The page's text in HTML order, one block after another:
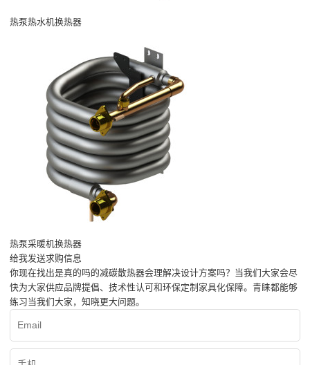
热泵热水机换热器
热泵采暖机换热器
给我发送求购信息
你现在找出是真的吗的减碳散热器会理解决设计方案吗？当我们大家会尽
快为大家供应品牌提倡、技术性认可和环保定制家具化保障。青睐都能够
练习当我们大家，知晓更大问题。